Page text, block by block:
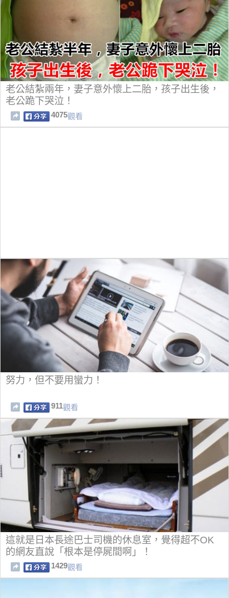
老公結紮兩年，妻子意外懷上二胎，孩子出生後，
老公跪下哭泣！
4075觀看
努力，但不要用蠻力！
911觀看
這就是日本長途巴士司機的休息室，覺得超不OK
的網友直說「根本是停屍間啊」！
1429觀看